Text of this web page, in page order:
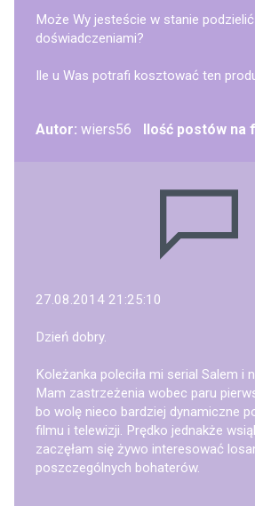
Może Wy jesteście w stanie
doświadczeniami?
Ile u Was potrafi kosztować ten
Autor: wiers56 Ilość postów na
27.08.2014 21:25:10
Dzień dobry.
Koleżanka poleciła mi serial Salem i
Mam zastrzeżenia wobec paru
bo wolę nieco bardziej dynamiczne
filmu i telewizji. Prędko jednakże
zaczęłam się żywo interesować
poszczególnych bohaterów.